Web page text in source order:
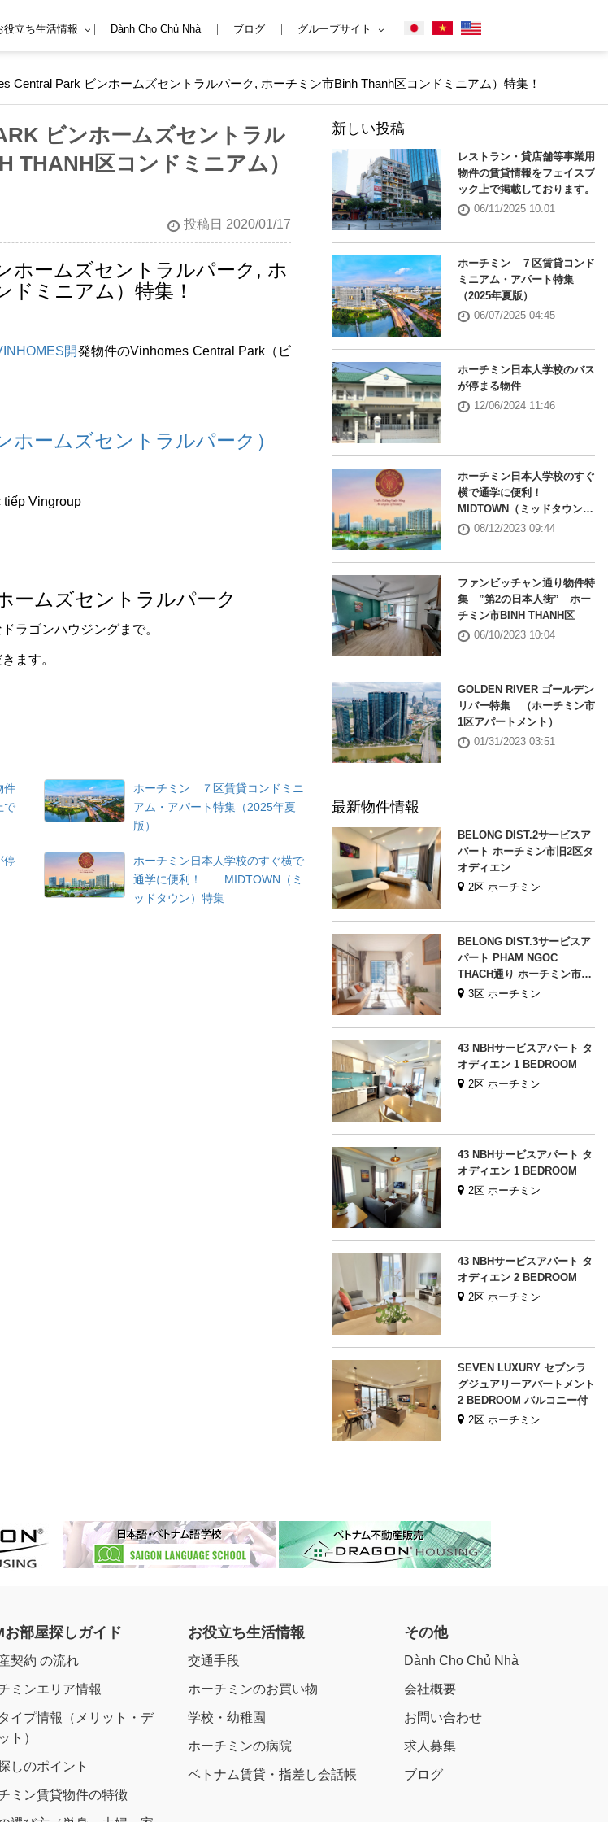
役立ち生活情報 Dành Cho Chủ Nhà ブログ グループサイト
Central Park ビンホームズセントラルパーク, ホーチミン市Binh Thanh区コンドミニアム）特集！
ビンホームズセントラル
THANH区コンドミニアム）
投稿日 2020/01/17
ホームズセントラルパーク, ホ
ドミニアム）特集！
開発物件のVinhomes Central Park（ビ
ホームズセントラルパーク）
ームズセントラルパーク
ラゴンハウジングまで。
ます。
件
で
ホーチミン ７区賃貸コンドミニ
アム・アパート特集（2025年夏
版）
停
ホーチミン日本人学校のすぐ横で
通学に便利！ MIDTOWN（ミ
ッドタウン）特集
新しい投稿
レストラン・貸店舗等事業用
物件の賃貸情報をフェイスブ
ック上で掲載しております。
06/11/2025 10:01
ホーチミン ７区賃貸コンド
ミニアム・アパート特集
（2025年夏版）
06/07/2025 04:45
ホーチミン日本人学校のバス
が停まる物件
12/06/2024 11:46
ホーチミン日本人学校のすぐ
横で通学に便利！
MIDTOWN（ミッドタウン）
特集08/12/2023 09:44
ファンビッチャン通り物件特
集 ”第2の日本人街” ホー
チミン市BINH THANH区
06/10/2023 10:04
GOLDEN RIVER ゴールデン
リバー特集 （ホーチミン市
1区アパートメント）
01/31/2023 03:51
最新物件情報
BELONG DIST.2サービスア
パート ホーチミン市旧2区タ
オディエン
2区 ホーチミン
BELONG DIST.3サービスア
パート PHAM NGOC
THACH通り ホーチミン市旧
3区3区 ホーチミン
43 NBHサービスアパート タ
オディエン 1 BEDROOM
2区 ホーチミン
43 NBHサービスアパート タ
オディエン 1 BEDROOM
2区 ホーチミン
43 NBHサービスアパート タ
オディエン 2 BEDROOM
2区 ホーチミン
SEVEN LUXURY セブンラ
グジュアリーアパートメント
2 BEDROOM バルコニー付
2区 ホーチミン
お部屋探しガイド
契約 の流れ
ミンエリア情報
イプ情報（メリット・デ
ト）
しのポイント
ミン賃貸物件の特徴
お役立ち生活情報
交通手段
ホーチミンのお買い物
学校・幼稚園
ホーチミンの病院
ベトナム賃貸・指差し会話帳
その他
Dành Cho Chủ Nhà
会社概要
お問い合わせ
求人募集
ブログ